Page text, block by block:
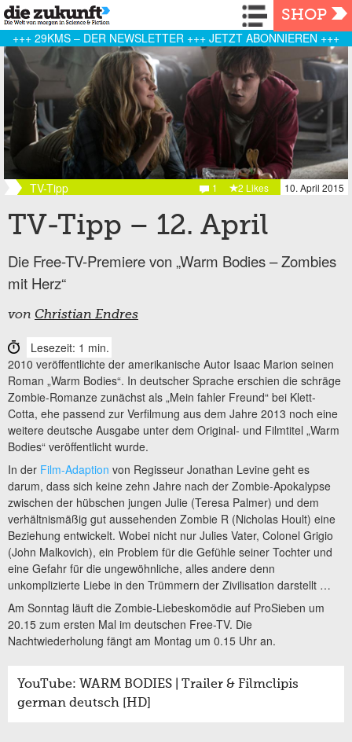
Navigation
SHOP
+++ 29KMS – DER NEWSLETTER +++ JETZT ABONNIEREN +++
TV-Tipp 10. April 2015
2 Likes
1
TV-Tipp – 12. April
Die Free-TV-Premiere von „Warm Bodies – Zombies
mit Herz“
von Christian Endres
Lesezeit: 1 min.
2010 veröffentlichte der amerikanische Autor Isaac Marion seinen
Roman „Warm Bodies“. In deutscher Sprache erschien die schräge
Zombie-Romanze zunächst als „Mein fahler Freund“ bei Klett-
Cotta, ehe passend zur Verfilmung aus dem Jahre 2013 noch eine
weitere deutsche Ausgabe unter dem Original- und Filmtitel „Warm
Bodies“ veröffentlicht wurde.
In der Film-Adaption von Regisseur Jonathan Levine geht es
darum, dass sich keine zehn Jahre nach der Zombie-Apokalypse
zwischen der hübschen jungen Julie (Teresa Palmer) und dem
verhältnismäßig gut aussehenden Zombie R (Nicholas Hoult) eine
Beziehung entwickelt. Wobei nicht nur Julies Vater, Colonel Grigio
(John Malkovich), ein Problem für die Gefühle seiner Tochter und
eine Gefahr für die ungewöhnliche, alles andere denn
unkomplizierte Liebe in den Trümmern der Zivilisation darstellt …
Am Sonntag läuft die Zombie-Liebeskomödie auf ProSieben um
20.15 zum ersten Mal im deutschen Free-TV. Die
Nachtwiederholung fängt am Montag um 0.15 Uhr an.
YouTube: WARM BODIES | Trailer & Filmclipis
german deutsch [HD]